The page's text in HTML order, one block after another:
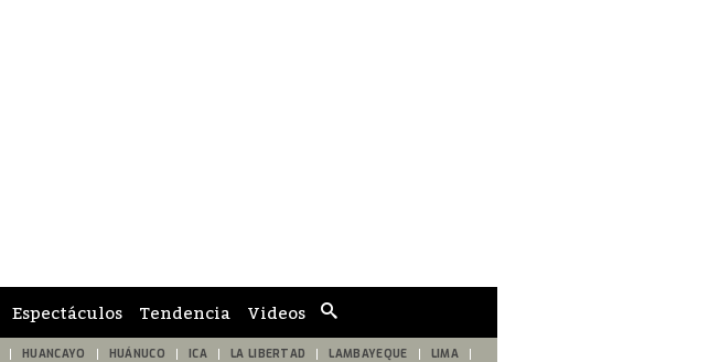
de
búsqueda
Espectáculos Tendencia Videos
HUANCAYO HUÁNUCO ICA LA LIBERTAD LAMBAYEQUE LIMA